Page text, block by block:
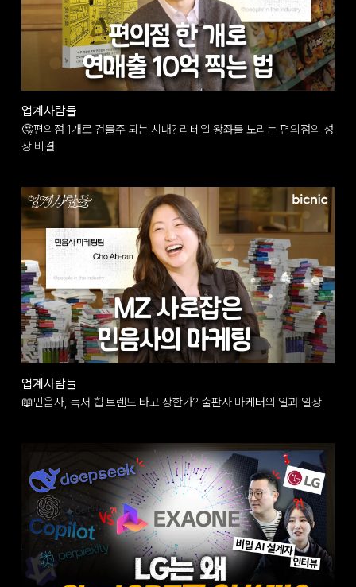
업계사람들
🤔편의점 1개로 건물주 되는 시대? 리테일 왕좌를 노리는 편의점의 성
장 비결
업계사람들
📖민음사, 독서 힙 트렌드 타고 상한가? 출판사 마케터의 일과 일상